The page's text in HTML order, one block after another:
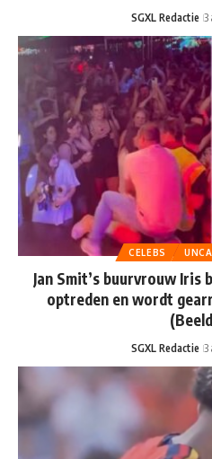
SGXL Redactie 3
CELEBS
Jan Smit’s buurvrouw
optreden en wordt
SGXL Redactie 3